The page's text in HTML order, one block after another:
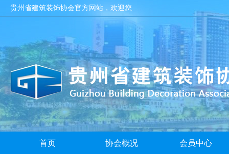
贵州省建筑装饰协会官方网站，欢迎您
首页 协会概况 会员中心